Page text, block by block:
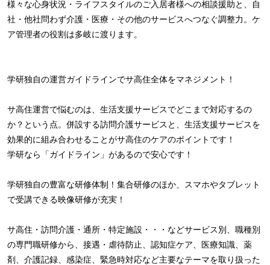
様々な心身状況・ライフスタイルのご入居者様への相談援助と、自
社・他社問わず介護・医療・その他のサービスへつなぐ調整力。ケ
ア管理者の役割は多岐に渡ります。
学研独自の運営ガイドラインでサ高住全体をマネジメント！
サ高住運営で悩むのは、生活支援サービスでどこまで対応するの
か？という点。併設する訪問介護サービスと、生活支援サービスを
効果的に組み合わせることがサ高住のケアのポイントです！
学研なら「ガイドライン」があるので安心です！
学研独自の豊富な研修体制！集合研修のほか、スマホやタブレット
で受講できる映像研修が充実！
サ高住・訪問介護・通所・特定施設・・・などサービス別、職種別
の専門職研修から、接遇・虐待防止、認知症ケア、医療知識、薬
剤、介護記録、感染症、緊急時対応など主要なテーマを取り扱った